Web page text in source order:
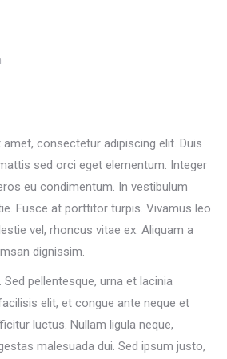
consectetur adipiscing elit. Duis
sed orci eget elementum. Integer
eu condimentum. In vestibulum
Fusce at porttitor turpis. Vivamus leo
vel, rhoncus vitae ex. Aliquam a
dignissim.
pellentesque, urna et lacinia
elit, et congue ante neque et
luctus. Nullam ligula neque,
malesuada dui. Sed ipsum justo,